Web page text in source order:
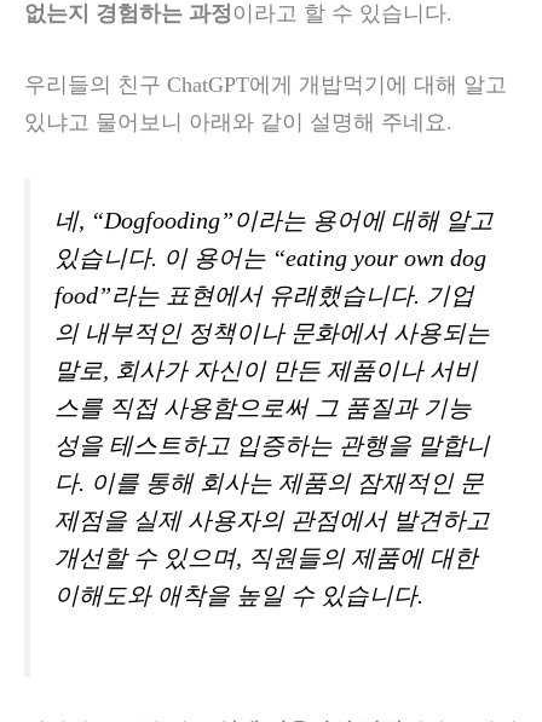
없는지 경험하는 과정이라고 할 수 있습니다.
우리들의 친구 ChatGPT에게 개밥먹기에 대해 알고
있냐고 물어보니 아래와 같이 설명해 주네요.
네, “Dogfooding”이라는 용어에 대해 알고
있습니다. 이 용어는 “eating your own dog
food”라는 표현에서 유래했습니다. 기업
의 내부적인 정책이나 문화에서 사용되는
말로, 회사가 자신이 만든 제품이나 서비
스를 직접 사용함으로써 그 품질과 기능
성을 테스트하고 입증하는 관행을 말합니
다. 이를 통해 회사는 제품의 잠재적인 문
제점을 실제 사용자의 관점에서 발견하고
개선할 수 있으며, 직원들의 제품에 대한
이해도와 애착을 높일 수 있습니다.